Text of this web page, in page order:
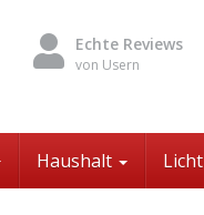
Echte Reviews
von Usern
Haushalt Licht